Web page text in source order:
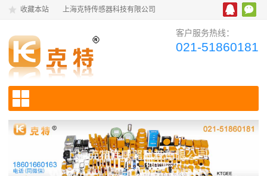
收藏本站 上海克特传感器科技有限公司
客户服务热线：
021-51860181